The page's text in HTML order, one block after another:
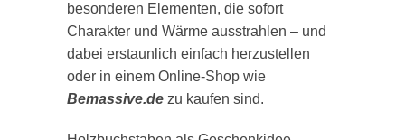
besonderen Elementen, die sofort
Charakter und Wärme ausstrahlen – und
dabei erstaunlich einfach herzustellen
oder in einem Online-Shop wie
Bemassive.de zu kaufen sind.